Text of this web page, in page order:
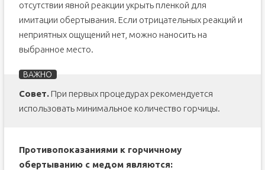
отсутствии явной реакции укрыть пленкой для
имитации обертывания. Если отрицательных реакций и
неприятных ощущений нет, можно наносить на
выбранное место.
Совет.При первых процедурах рекомендуется
использовать минимальное количество горчицы.
Противопоказаниями к горчичному
обертыванию с медом являются: